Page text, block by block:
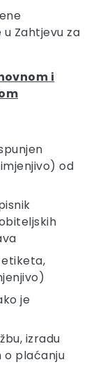
Zahtjevu za
i
od
je
izradu
o plaćanju